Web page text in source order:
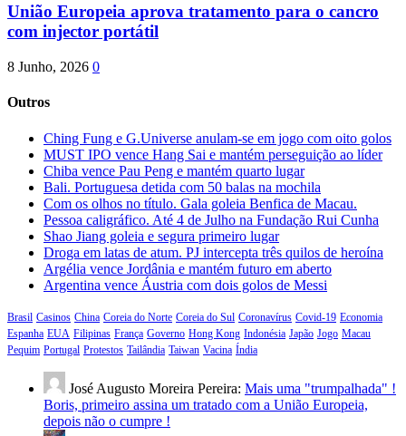
União Europeia aprova tratamento para o cancro
com injector portátil
8 Junho, 2026 0
Outros
Ching Fung e G.Universe anulam-se em jogo com oito golos
MUST IPO vence Hang Sai e mantém perseguição ao líder
Chiba vence Pau Peng e mantém quarto lugar
Bali. Portuguesa detida com 50 balas na mochila
Com os olhos no título. Gala goleia Benfica de Macau.
Pessoa caligráfico. Até 4 de Julho na Fundação Rui Cunha
Shao Jiang goleia e segura primeiro lugar
Droga em latas de atum. PJ intercepta três quilos de heroína
Argélia vence Jordânia e mantém futuro em aberto
Argentina vence Áustria com dois golos de Messi
Brasil Casinos China Coreia do Norte Coreia do Sul Coronavírus Covid-19 Economia
Espanha EUA Filipinas França Governo Hong Kong Indonésia Japão Jogo Macau
Pequim Portugal Protestos Tailândia Taiwan Vacina Índia
José Augusto Moreira Pereira: Mais uma "trumpalhada" !
Boris, primeiro assina um tratado com a União Europeia,
depois não o cumpre !